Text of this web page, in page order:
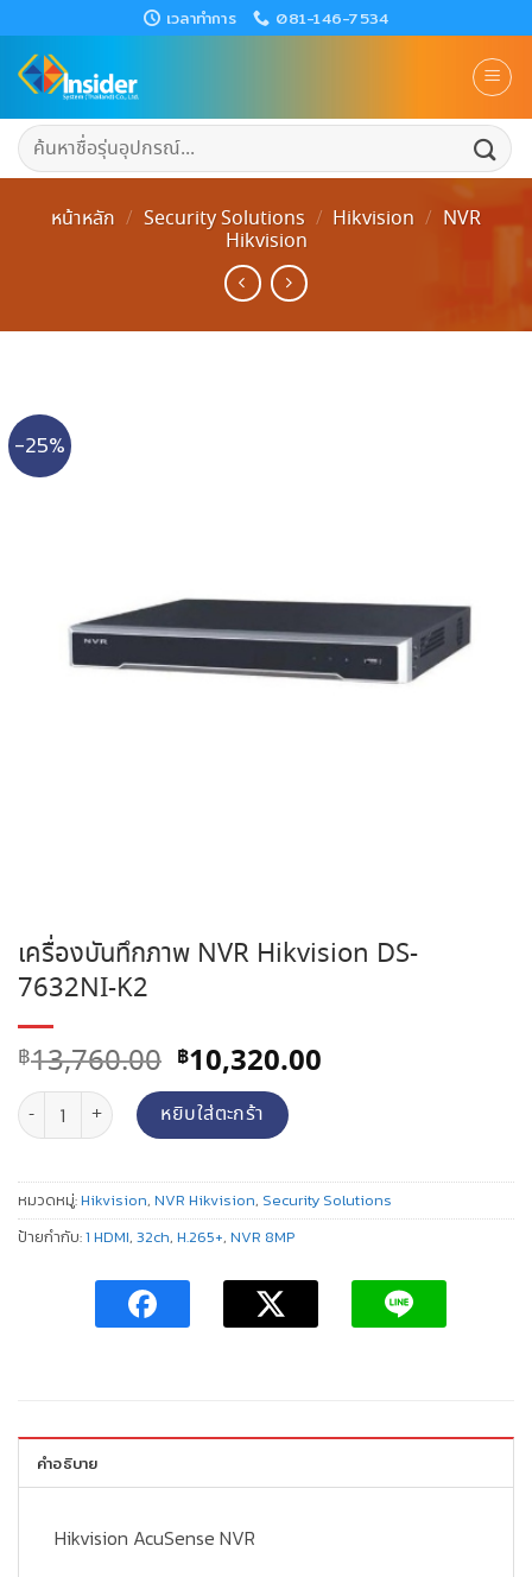
to
content
เวลาทำการ 081-146-7534
ค้นหา:
หน้าหลัก / Security Solutions / Hikvision / NVR
Hikvision
-25%
เครื่องบันทึกภาพ NVR Hikvision DS-
7632NI-K2
฿13,760.00 Original
price
was:
฿13,760.00.
฿10,320.00
จำนวน เครื่องบันทึกภาพ NVR Hikvision DS-7632NI-K2 ชิ้น
หยิบใส่ตะกร้า
หมวดหมู่:Hikvision, NVR Hikvision, Security Solutions
ป้ายกำกับ:1 HDMI, 32ch, H.265+, NVR 8MP
คำอธิบาย
Hikvision AcuSense NVR